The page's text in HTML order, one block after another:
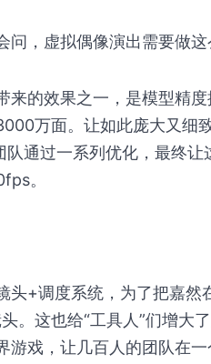
问，虚拟偶像演出需要做
来的效果之一，是模型精
万面。让如此庞大又细
队通过一系列优化，最终
。
头+调度系统，为了把嘉然
。这也给“工具人”们增大
游戏，让几百人的团队在